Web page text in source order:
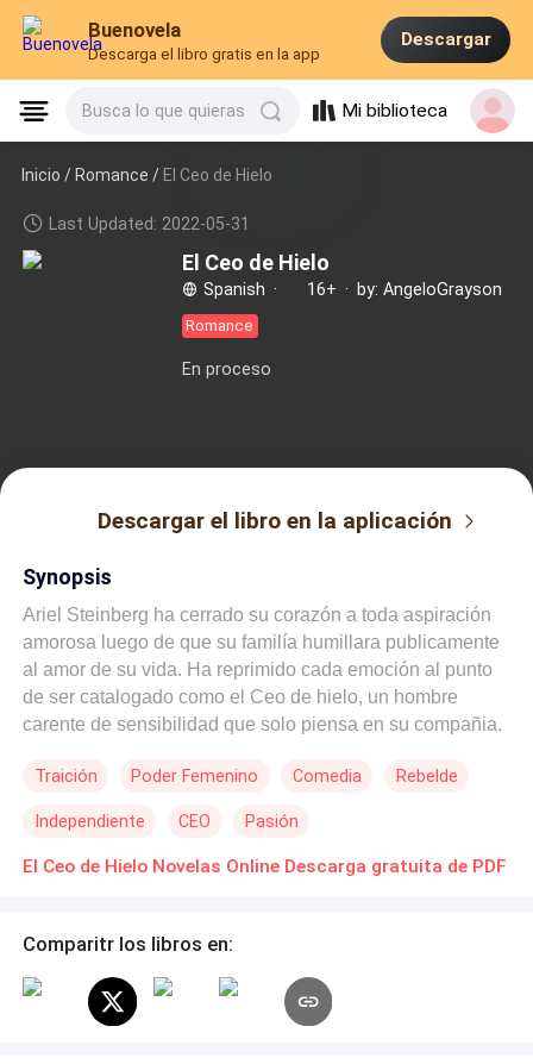
Buenovela
Descarga el libro gratis en la app
Descargar
Busca lo que quieras Mi biblioteca
Inicio /Romance / El Ceo de Hielo
Last Updated: 2022-05-31
El Ceo de Hielo
Spanish · 16+ · by: AngeloGrayson
Romance
En proceso
Descargar el libro en la aplicación
Synopsis
Ariel Steinberg ha cerrado su corazón a toda aspiración
amorosa luego de que su familía humillara publicamente
al amor de su vida. Ha reprimido cada emoción al punto
de ser catalogado como el Ceo de hielo, un hombre
carente de sensibilidad que solo piensa en su compañia.
planeada, ve como todo se derrumba al descubrir la
permitir que ningún otro hombre juegue con sus
sentimientos, y para eso no permitirá que nadie siquiera
desarrollo de una campaña publicitaria, las defensas que
temblar y hasta ser derribadas.
Traición Poder Femenino Comedia Rebelde
Independiente CEO Pasión
El Ceo de Hielo Novelas Online Descarga gratuita de PDF
Comparitr los libros en: